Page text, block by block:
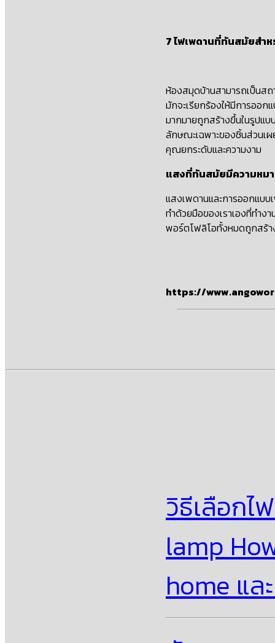
7 ไฟเพดานที่ทันสมัยสํา
ห้องสมุดบ้านสามารถเป็นส
มักจะเรียกร้องให้มีการออ
มากมายถูกสร้างขึ้นในรูปแ
ลักษณะเฉพาะของชิ้นส่วนเ
คุณยกระดับและความงาม
แสงที่ทันสมัยมีความหม
แสงเพดานและการออกแบ
ทําด้วยมือของเราเองที่ทํา
พอร์ตโฟลิโอทั้งหมดถูกสร้า
https://
วิธีเลือกไ
lamp
home แล